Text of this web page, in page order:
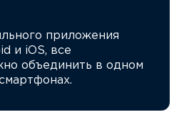
приложения
и iOS, все
объединить в одном